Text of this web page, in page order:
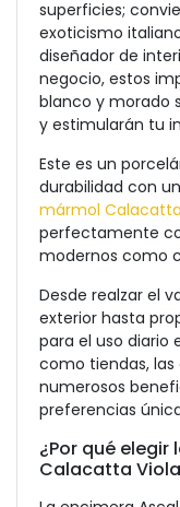
superficies;
exoticismo
diseñador de
negocio, estos
blanco y morado
y estimularán tu
Este es un
durabilidad con
mármol
perfectamente
modernos como
Desde realzar el
exterior hasta
para el uso diario
como tiendas,
numerosos
preferencias
¿Por qué elegir
Calacatta